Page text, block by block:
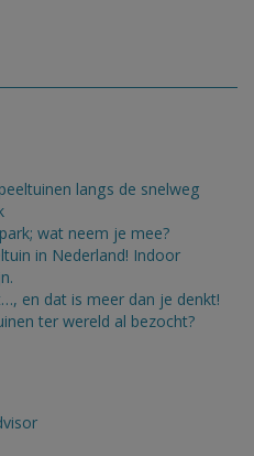
langs de snelweg
wat neem je mee?
in Nederland! Indoor
en dat is meer dan je denkt!
ter wereld al bezocht?